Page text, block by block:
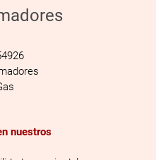
nuestros